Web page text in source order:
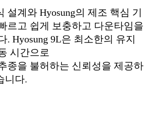
설계와 Hyosung의 제조 핵심 기
르고 쉽게 보충하고 다운타임을
. Hyosung 9L은 최소한의 유지
시간으로
종을 불허하는 신뢰성을 제공하
니다.